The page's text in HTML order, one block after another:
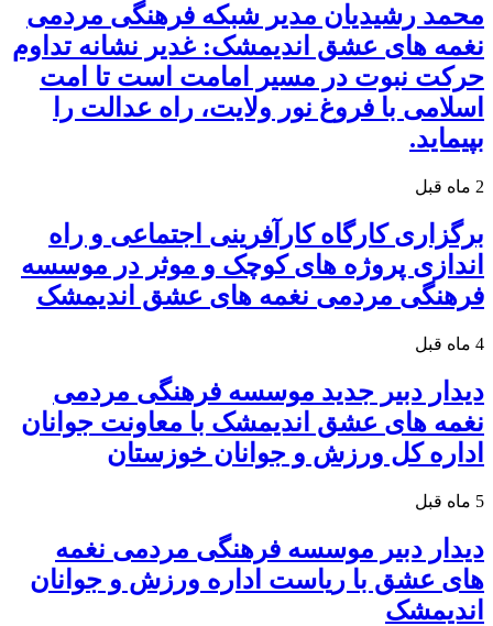
محمد رشیدیان مدیر شبکه فرهنگی مردمی
نغمه های عشق اندیمشک: غدیر نشانه تداوم
حرکت نبوت در مسیر امامت است تا امت
اسلامی با فروغ نور ولایت، راه عدالت را
بپیماید.
2 ماه قبل
برگزاری کارگاه کارآفرینی اجتماعی و راه
اندازی پروژه های کوچک و موثر در موسسه
فرهنگی مردمی نغمه های عشق اندیمشک
4 ماه قبل
دیدار دبیر جدید موسسه فرهنگی مردمی
نغمه های عشق اندیمشک با معاونت جوانان
اداره کل ورزش و جوانان خوزستان
5 ماه قبل
دیدار دبیر موسسه فرهنگی مردمی نغمه
های عشق با ریاست اداره ورزش و جوانان
اندیمشک